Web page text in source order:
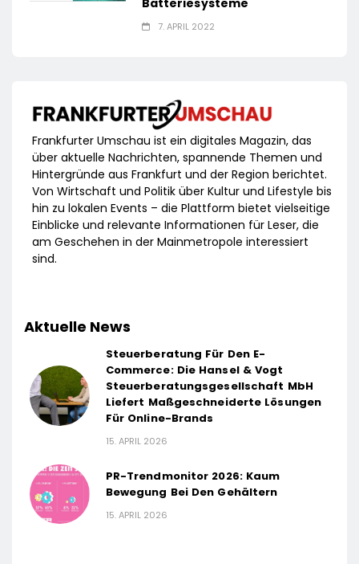
Batteriesysteme
7. APRIL 2022
Frankfurter Umschau ist ein digitales Magazin, das
über aktuelle Nachrichten, spannende Themen und
Hintergründe aus Frankfurt und der Region berichtet.
Von Wirtschaft und Politik über Kultur und Lifestyle bis
hin zu lokalen Events – die Plattform bietet vielseitige
Einblicke und relevante Informationen für Leser, die
am Geschehen in der Mainmetropole interessiert
sind.
Aktuelle News
Steuerberatung Für Den E-
Commerce: Die Hansel & Vogt
Steuerberatungsgesellschaft MbH
Liefert Maßgeschneiderte Lösungen
Für Online-Brands
15. APRIL 2026
PR-Trendmonitor 2026: Kaum
Bewegung Bei Den Gehältern
15. APRIL 2026